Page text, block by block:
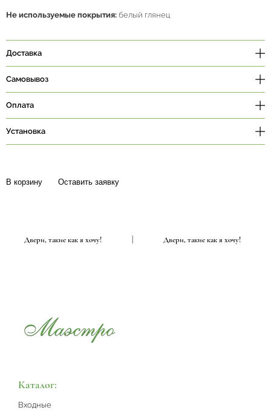
Не используемые покрытия: белый глянец
Доставка
Самовывоз
Оплата
Установка
В корзину Оставить заявку
Двери, такие как я хочу! Двери, такие как я хочу!
Каталог:
Входные